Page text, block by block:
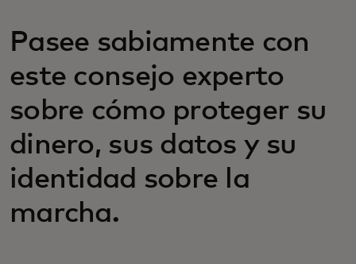
Pasee sabiamente con
este consejo experto
sobre cómo proteger su
dinero, sus datos y su
identidad sobre la
marcha.